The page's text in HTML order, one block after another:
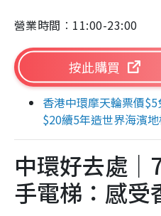
營業時間︰11:00-23:00
按此購買
香港中環摩天輪票價
$20續5年造世界海濱
中環好去處｜
手電梯：感受